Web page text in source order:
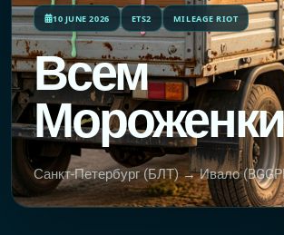
10 JUNE 2026 ETS2 MILEAGE RIOT
Всем
Санкт-Петербург (БЛТ) → Ивало